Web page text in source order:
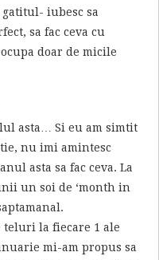
iubesc sa
sa fac ceva cu
doar de micile
asta… Si eu am simtit
nu imi amintesc
asta sa fac ceva. La
un soi de ‘month in
teluri la fiecare 1 ale
mi-am propus sa